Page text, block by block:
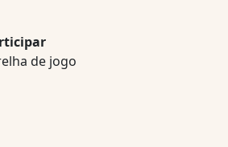
de jogo